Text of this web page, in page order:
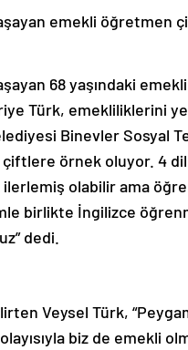
emekli öğretmen
68 yaşındaki
Türk, emekliliklerini
Binevler Sosyal
örnek oluyor. 4
ilerlemiş olabilir ama
birlikte İngilizce
dedi.
Veysel Türk,
biz de emekli